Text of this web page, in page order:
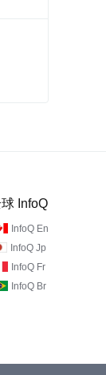
InfoQ
InfoQ En
InfoQ Jp
InfoQ Fr
InfoQ Br